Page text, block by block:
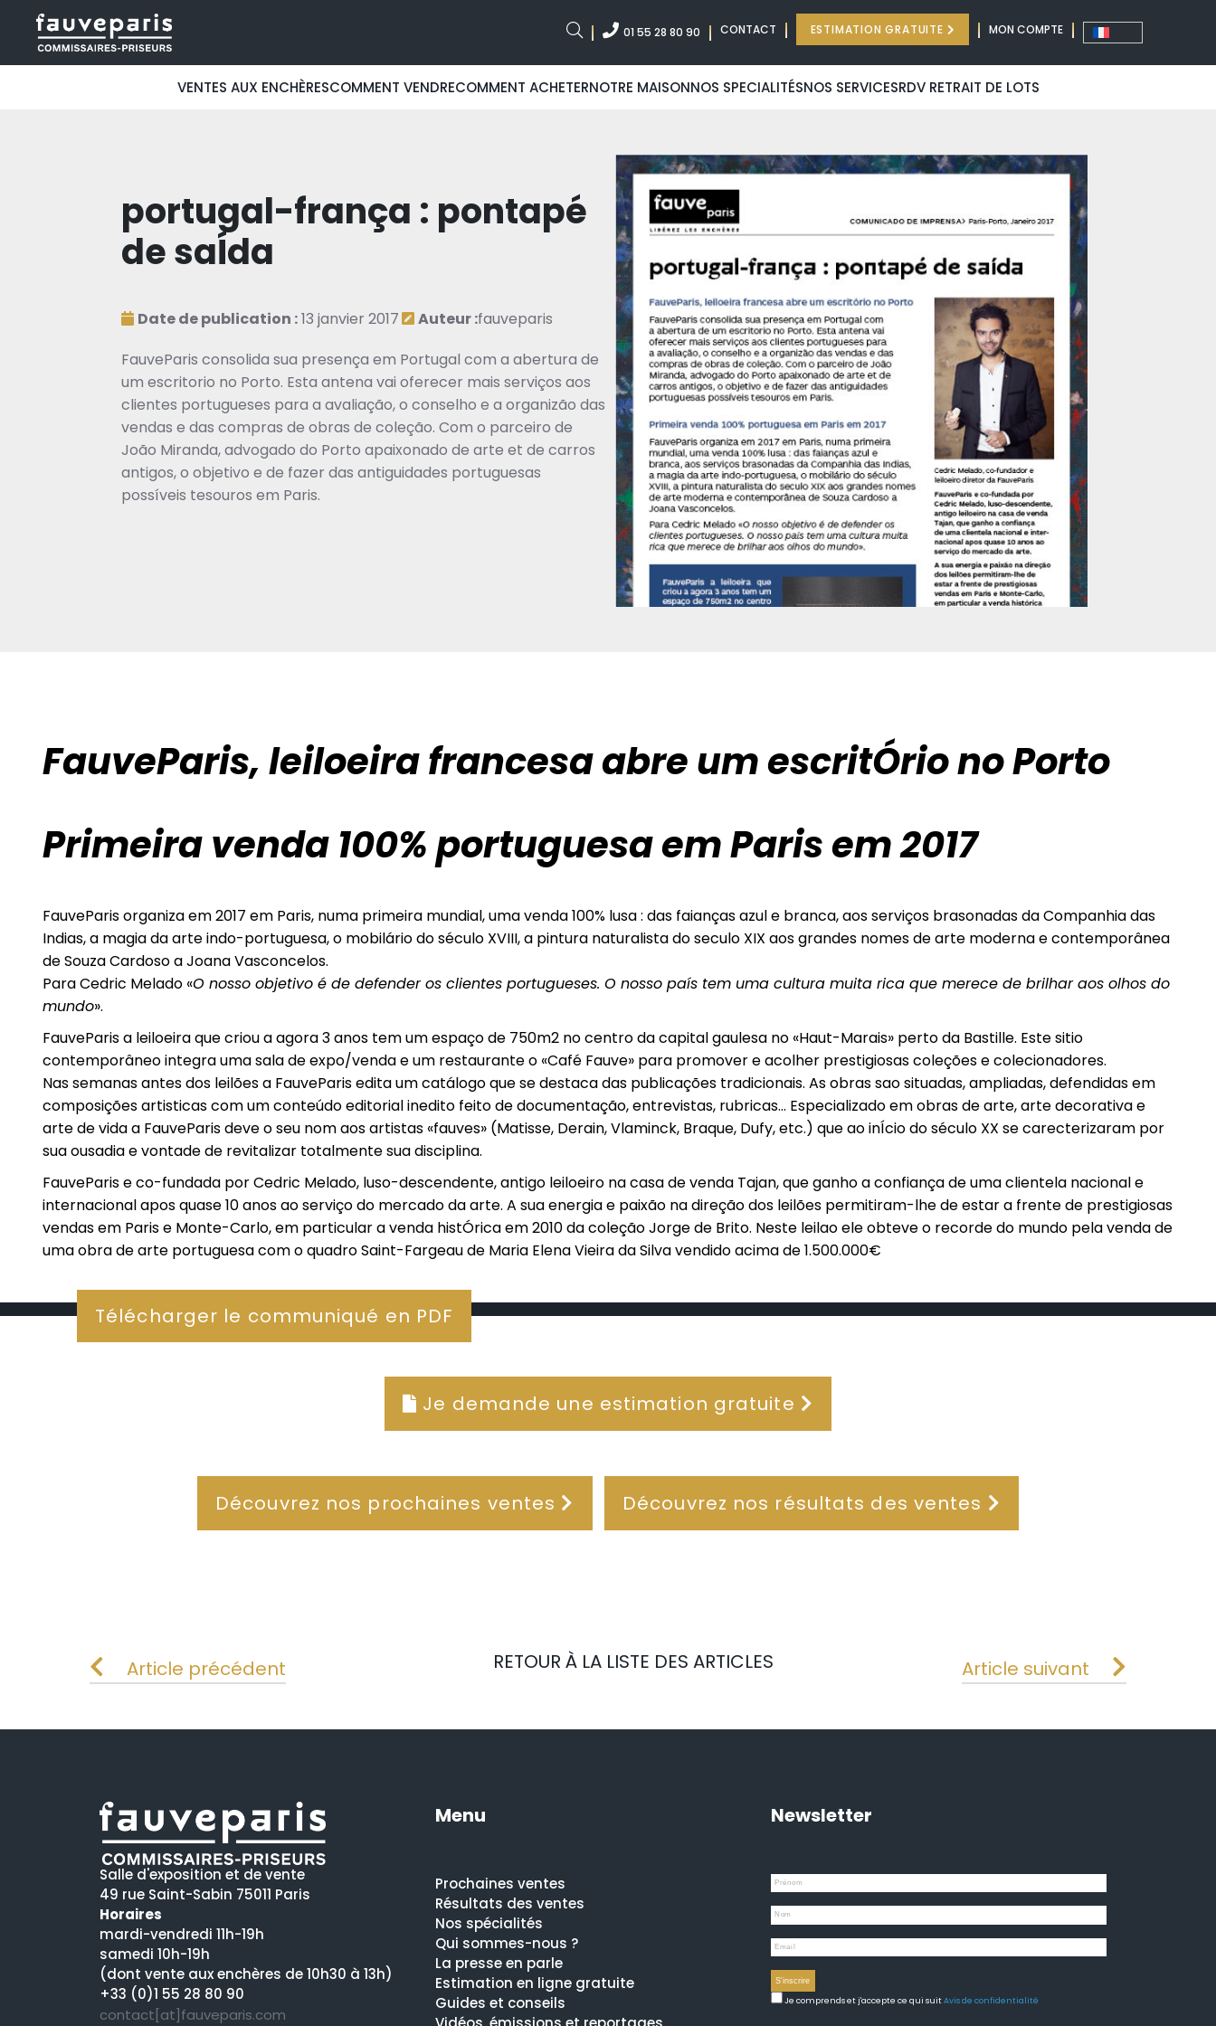
01 55 28 80 90 CONTACT ESTIMATION GRATUITE MON COMPTE
VENTES AUX ENCHÈRESCOMMENT VENDRECOMMENT ACHETERNOTRE MAISONNOS SPECIALITÉSNOS SERVICESRDV RETRAIT DE LOTS
portugal-frança : pontapé
de saÍda
Date de publication :13 janvier 2017 Auteur :fauveparis
FauveParis consolida sua presença em Portugal com a abertura de
um escritorio no Porto. Esta antena vai oferecer mais serviços aos
clientes portugueses para a avaliação, o conselho e a organizão das
vendas e das compras de obras de coleção. Com o parceiro de
João Miranda, advogado do Porto apaixonado de arte et de carros
antigos, o objetivo e de fazer das antiguidades portuguesas
possíveis tesouros em Paris.
FauveParis, leiloeira francesa abre um escritÓrio no Porto
Primeira venda 100% portuguesa em Paris em 2017
FauveParis organiza em 2017 em Paris, numa primeira mundial, uma venda 100% lusa : das faianças azul e branca, aos serviços brasonadas da Companhia das
Indias, a magia da arte indo-portuguesa, o mobilário do século XVIII, a pintura naturalista do seculo XIX aos grandes nomes de arte moderna e contemporânea
de Souza Cardoso a Joana Vasconcelos.
Para Cedric Melado «O nosso objetivo é de defender os clientes portugueses. O nosso país tem uma cultura muita rica que merece de brilhar aos olhos do
mundo».
FauveParis a leiloeira que criou a agora 3 anos tem um espaço de 750m2 no centro da capital gaulesa no «Haut-Marais» perto da Bastille. Este sitio
contemporâneo integra uma sala de expo/venda e um restaurante o «Café Fauve» para promover e acolher prestigiosas coleções e colecionadores.
Nas semanas antes dos leilões a FauveParis edita um catálogo que se destaca das publicações tradicionais. As obras sao situadas, ampliadas, defendidas em
composições artisticas com um conteúdo editorial inedito feito de documentação, entrevistas, rubricas… Especializado em obras de arte, arte decorativa e
arte de vida a FauveParis deve o seu nom aos artistas «fauves» (Matisse, Derain, Vlaminck, Braque, Dufy, etc.) que ao inÍcio do século XX se carecterizaram por
sua ousadia e vontade de revitalizar totalmente sua disciplina.
FauveParis e co-fundada por Cedric Melado, luso-descendente, antigo leiloeiro na casa de venda Tajan, que ganho a confiança de uma clientela nacional e
internacional apos quase 10 anos ao serviço do mercado da arte. A sua energia e paixão na direção dos leilões permitiram-lhe de estar a frente de prestigiosas
vendas em Paris e Monte-Carlo, em particular a venda histÓrica em 2010 da coleção Jorge de Brito. Neste leilao ele obteve o recorde do mundo pela venda de
uma obra de arte portuguesa com o quadro Saint-Fargeau de Maria Elena Vieira da Silva vendido acima de 1.500.000€
Télécharger le communiqué en PDF
Je demande une estimation gratuite
Découvrez nos prochaines ventes Découvrez nos résultats des ventes
Article précédent RETOUR À LA LISTE DES ARTICLES Article suivant
Salle d'exposition et de vente
49 rue Saint-Sabin 75011 Paris
Horaires
mardi-vendredi 11h-19h
samedi 10h-19h
(dont vente aux enchères de 10h30 à 13h)
+33 (0)1 55 28 80 90
contact[at]fauveparis.com
Menu
Prochaines ventes
Résultats des ventes
Nos spécialités
Qui sommes-nous ?
La presse en parle
Estimation en ligne gratuite
Guides et conseils
Newsletter
Je comprends et j'accepte ce qui suitAvis de confidentialité